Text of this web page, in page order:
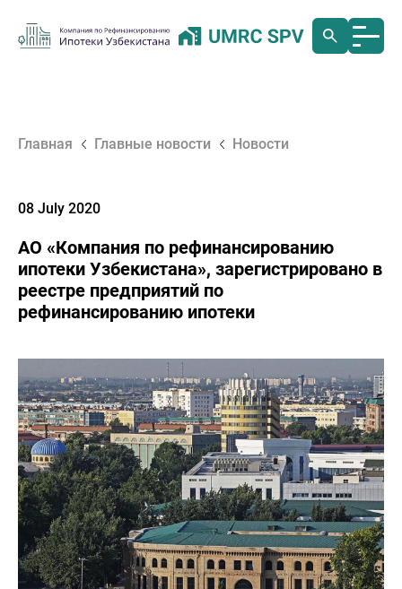
Главная Главные новости Новости
08 July 2020
АО «Компания по рефинансированию
ипотеки Узбекистана», зарегистрировано в
реестре предприятий по
рефинансированию ипотеки